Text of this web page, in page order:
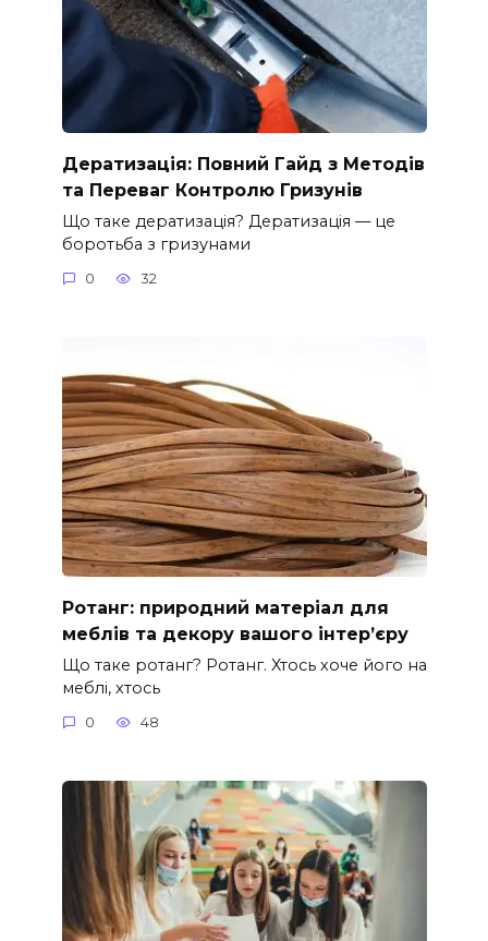
Дератизація: Повний Гайд з Методів
та Переваг Контролю Гризунів
Що таке дератизація? Дератизація — це
боротьба з гризунами
0 32
Ротанг: природний матеріал для
меблів та декору вашого інтер’єру
Що таке ротанг? Ротанг. Хтось хоче його на
меблі, хтось
0 48